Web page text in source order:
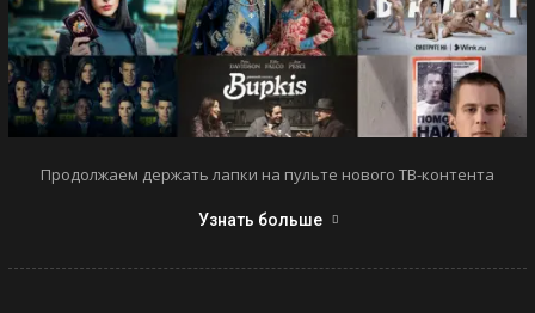
Продолжаем держать лапки на пульте нового ТВ-контента
Узнать больше